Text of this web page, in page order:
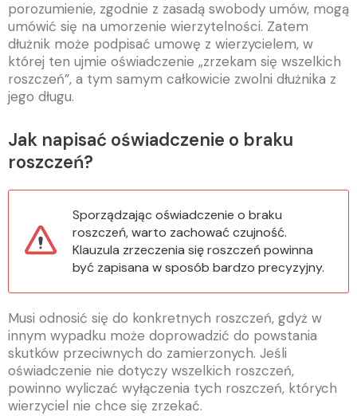
porozumienie, zgodnie z zasadą swobody umów, mogą
umówić się na umorzenie wierzytelności. Zatem
dłużnik może podpisać umowę z wierzycielem, w
której ten ujmie oświadczenie „zrzekam się wszelkich
roszczeń”, a tym samym całkowicie zwolni dłużnika z
jego długu.
Jak napisać oświadczenie o braku
roszczeń?
Sporządzając oświadczenie o braku
roszczeń, warto zachować czujność.
Klauzula zrzeczenia się roszczeń powinna
być zapisana w sposób bardzo precyzyjny.
Musi odnosić się do konkretnych roszczeń, gdyż w
innym wypadku może doprowadzić do powstania
skutków przeciwnych do zamierzonych. Jeśli
oświadczenie nie dotyczy wszelkich roszczeń,
powinno wyliczać wyłączenia tych roszczeń, których
wierzyciel nie chce się zrzekać.